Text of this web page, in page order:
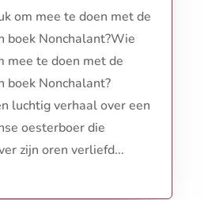
om mee te doen met de
boek Nonchalant?Wie
mee te doen met de
boek Nonchalant?
luchtig verhaal over een
oesterboer die
zijn oren verliefd...